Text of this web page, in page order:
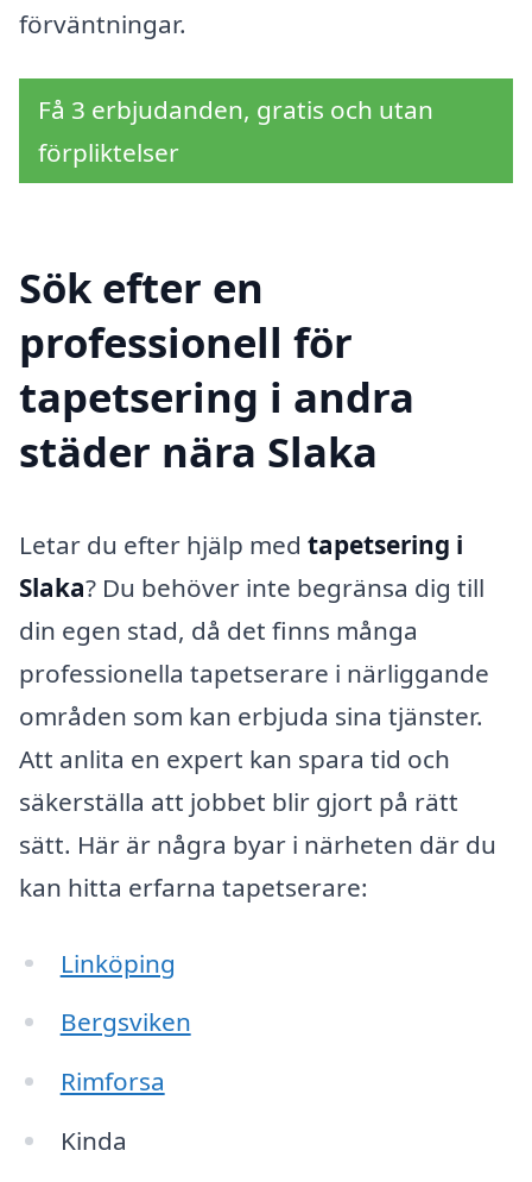
förväntningar.
Få 3 erbjudanden, gratis och utan
förpliktelser
Sök efter en
professionell för
tapetsering i andra
städer nära Slaka
Letar du efter hjälp med tapetsering i
Slaka? Du behöver inte begränsa dig till
din egen stad, då det finns många
professionella tapetserare i närliggande
områden som kan erbjuda sina tjänster.
Att anlita en expert kan spara tid och
säkerställa att jobbet blir gjort på rätt
sätt. Här är några byar i närheten där du
kan hitta erfarna tapetserare:
Linköping
Bergsviken
Rimforsa
Kinda